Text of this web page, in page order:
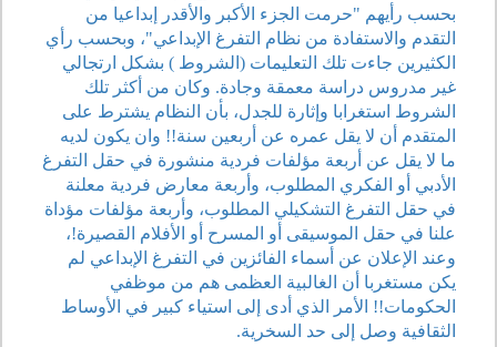
بحسب رأيهم "حرمت الجزء الأكبر والأقدر إبداعيا من
التقدم والاستفادة من نظام التفرغ الإبداعي"، وبحسب رأي
الكثيرين جاءت تلك التعليمات (الشروط ) بشكل ارتجالي
غير مدروس دراسة معمقة وجادة. وكان من أكثر تلك
الشروط استغرابا وإثارة للجدل، بأن النظام يشترط على
المتقدم أن لا يقل عمره عن أربعين سنة!! وان يكون لديه
ما لا يقل عن أربعة مؤلفات فردية منشورة في حقل التفرغ
الأدبي أو الفكري المطلوب، وأربعة معارض فردية معلنة
في حقل التفرغ التشكيلي المطلوب، وأربعة مؤلفات مؤداة
علنا في حقل الموسيقى أو المسرح أو الأفلام القصيرة!،
وعند الإعلان عن أسماء الفائزين في التفرغ الإبداعي لم
يكن مستغربا أن الغالبية العظمى هم من موظفي
الحكومات!! الأمر الذي أدى إلى استياء كبير في الأوساط
الثقافية وصل إلى حد السخرية.